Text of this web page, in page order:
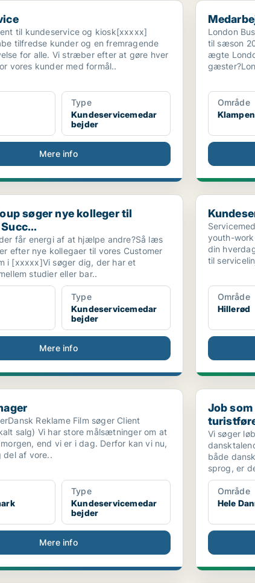
til kundeservice og kiosk[xxxxx]
tilfredse kunder og en fremragende
for alle. Vi stræber efter at gøre hver
vores kunder med formål..
Type
Kundeservicemedar
bejder
Mere info
London
til sæson
ægte
Område
nye kolleger til Customer Succ...
søger nye kolleger til
får energi af at hjælpe andre?Så læs
efter nye kollegaer til vores Customer
i [xxxxx]Vi søger dig, der har et
studier eller bar..
Type
Kundeservicemedar
bejder
Mere info
Kundeservice
youth-
din
til
Område
Hillerød
Reklame Film søger Client
salg) Vi har store målsætninger om at
end vi er i dag. Derfor kan vi nu,
del af vore..
Type
Kundeservicemedar
bejder
Mere info
Job som
Job
Vi søger
både
sprog, er
Område
Hele